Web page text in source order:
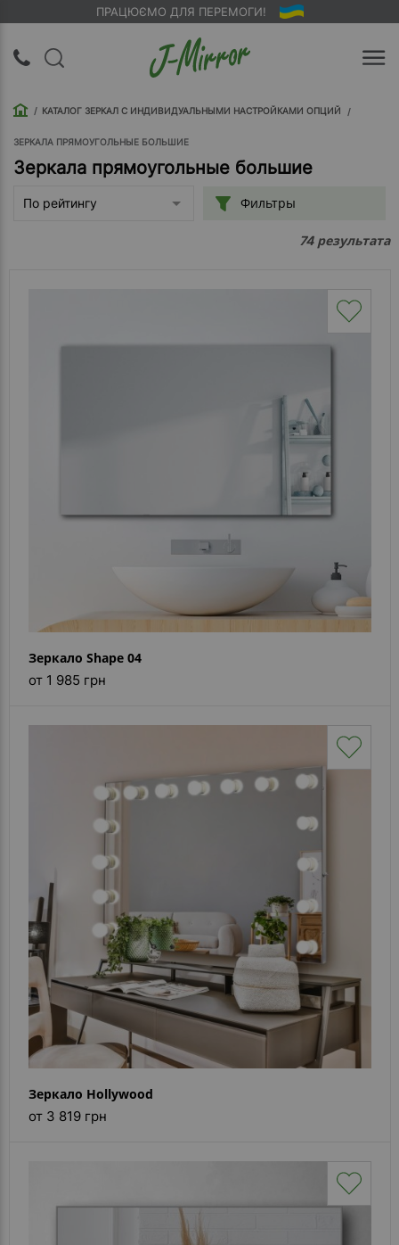
ПРАЦЮЄМО ДЛЯ ПЕРЕМОГИ!
Вход |
О
Доставка
Каталог
зеркал
Шкафчики
Душевые
Зеркала
Reflex
В
наличии
Помошь
(вопрос
КАТАЛОГ ЗЕРКАЛ С ИНДИВИДУАЛЬНЫМИ НАСТРОЙКАМИ ОПЦИЙ
ЗЕРКАЛА ПРЯМОУГОЛЬНЫЕ БОЛЬШИЕ
Зеркала прямоугольные большие
По рейтингу Фильтры
74результата
Зеркало Shape 04
от 1 985 грн
Зеркало Hollywood
от 3 819 грн